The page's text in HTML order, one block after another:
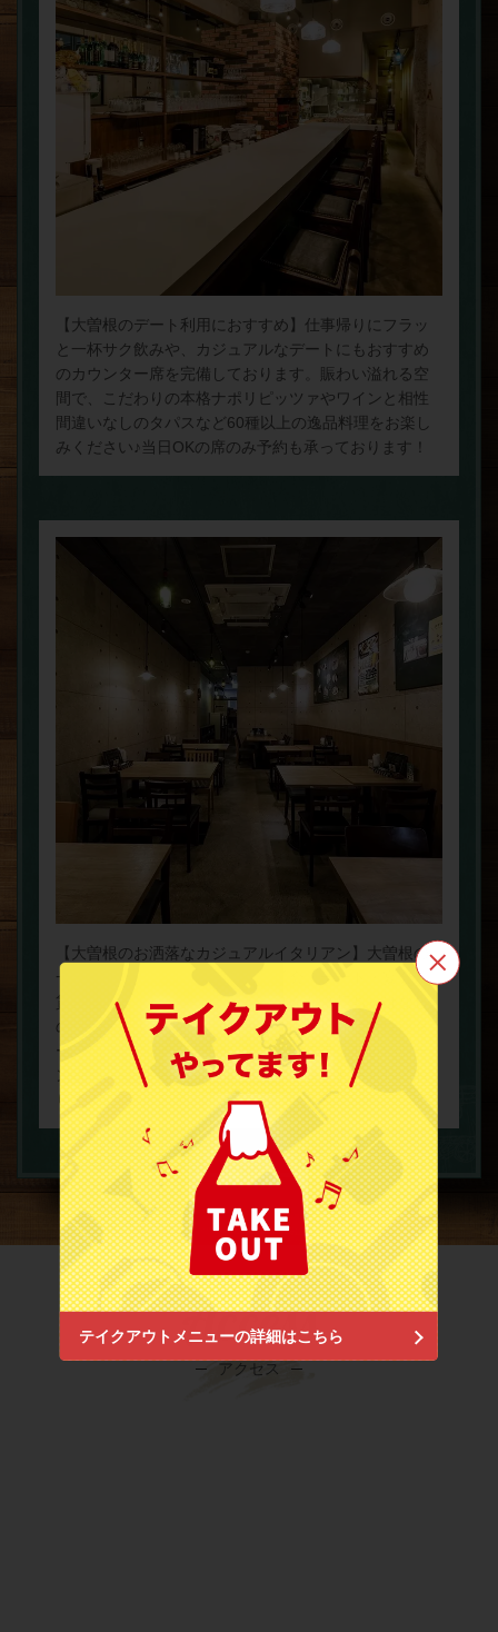
テイクアウトメニューの詳細はこちら
【大曽根のデート利用におすすめ】仕事帰りにフラッ
と一杯サク飲みや、カジュアルなデートにもおすすめ
のカウンター席を完備しております。賑わい溢れる空
間で、こだわりの本格ナポリピッツァやワインと相性
間違いなしのタパスなど60種以上の逸品料理をお楽し
みください♪当日OKの席のみ予約も承っております！
【大曽根のお洒落なカジュアルイタリアン】大曽根の
一軒家イタリアン＆バルで、女子会・デート・宴会・
貸切パーティーなどを満喫しませんか？打ちっぱなし
の壁がスタイリッシュな空間を演出。座席はカウンタ
ーと大小テーブル席を完備しているので、幅広いシー
ンに対応可能です！皆様のご来店心よりお待ちしてお
ります♪
Access
アクセス
この店舗情報をシェアする
ナポリピッツァ＆イタリアンバル トンガリアーノ大曽根
駅前店
愛知県名古屋市北区大曽根３-13
https://tongaria-nooozone.owst.jp/
お店情報をコピー
閉じる